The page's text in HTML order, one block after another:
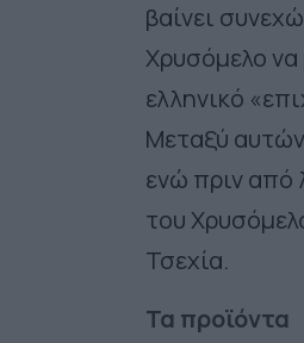
βαίνει
Χρυσόμελο να
ελληνικό
Μεταξύ αυτών
ενώ πριν από
του
Τσεχία.
Τα προϊόντα